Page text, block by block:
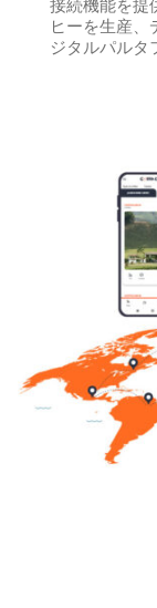
接続機能を提
ヒーを生産、
ジタルパルタ